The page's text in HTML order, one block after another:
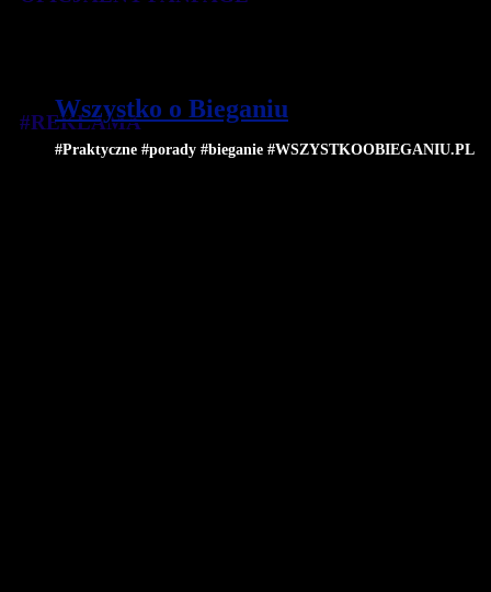
Wszystko o Bieganiu
#Praktyczne #porady #bieganie #WSZYSTKOOBIEGANIU.PL
#REKLAMA